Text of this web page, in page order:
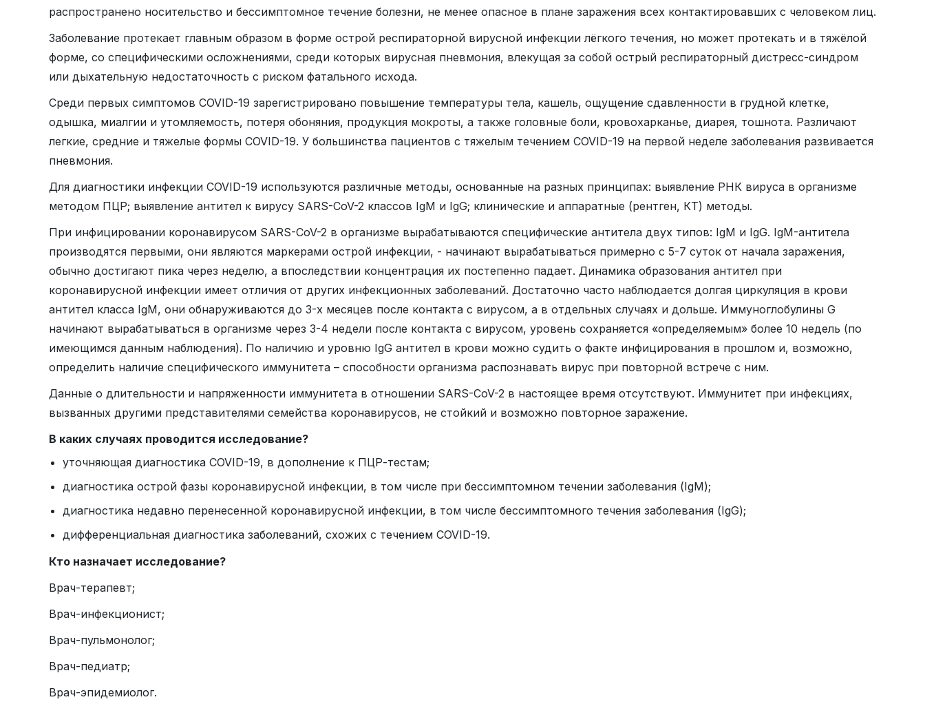
распространено носительство и бессимптомное течение болезни, не менее опасное в плане заражения всех контактировавших с человеком лиц.
Заболевание протекает главным образом в форме острой респираторной вирусной инфекции лёгкого течения, но может протекать и в тяжёлой
форме, со специфическими осложнениями, среди которых вирусная пневмония, влекущая за собой острый респираторный дистресс-синдром
или дыхательную недостаточность с риском фатального исхода.
Среди первых симптомов COVID-19 зарегистрировано повышение температуры тела, кашель, ощущение сдавленности в грудной клетке,
одышка, миалгии и утомляемость, потеря обоняния, продукция мокроты, а также головные боли, кровохарканье, диарея, тошнота. Различают
легкие, средние и тяжелые формы COVID-19. У большинства пациентов с тяжелым течением COVID-19 на первой неделе заболевания развивается
пневмония.
Для диагностики инфекции COVID-19 используются различные методы, основанные на разных принципах: выявление РНК вируса в организме
методом ПЦР; выявление антител к вирусу SARS-CoV-2 классов IgM и IgG; клинические и аппаратные (рентген, КТ) методы.
При инфицировании коронавирусом SARS-CoV-2 в организме вырабатываются специфические антитела двух типов: IgM и IgG. IgM-антитела
производятся первыми, они являются маркерами острой инфекции, - начинают вырабатываться примерно с 5-7 суток от начала заражения,
обычно достигают пика через неделю, а впоследствии концентрация их постепенно падает. Динамика образования антител при
коронавирусной инфекции имеет отличия от других инфекционных заболеваний. Достаточно часто наблюдается долгая циркуляция в крови
антител класса IgM, они обнаруживаются до 3-х месяцев после контакта с вирусом, а в отдельных случаях и дольше. Иммуноглобулины G
начинают вырабатываться в организме через 3-4 недели после контакта с вирусом, уровень сохраняется «определяемым» более 10 недель (по
имеющимся данным наблюдения). По наличию и уровню IgG антител в крови можно судить о факте инфицирования в прошлом и, возможно,
определить наличие специфического иммунитета – способности организма распознавать вирус при повторной встрече с ним.
Данные о длительности и напряженности иммунитета в отношении SARS-CoV-2 в настоящее время отсутствуют. Иммунитет при инфекциях,
вызванных другими представителями семейства коронавирусов, не стойкий и возможно повторное заражение.
В каких случаях проводится исследование?
уточняющая диагностика COVID-19, в дополнение к ПЦР-тестам;
диагностика острой фазы коронавирусной инфекции, в том числе при бессимптомном течении заболевания (IgМ);
диагностика недавно перенесенной коронавирусной инфекции, в том числе бессимптомного течения заболевания (IgG);
дифференциальная диагностика заболеваний, схожих с течением COVID-19.
Кто назначает исследование?
Врач-терапевт;
Врач-инфекционист;
Врач-пульмонолог;
Врач-педиатр;
Врач-эпидемиолог.